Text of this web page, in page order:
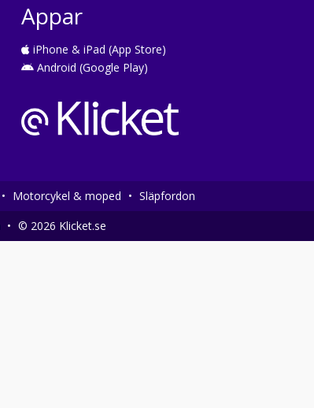
Appar
iPhone & iPad (App Store)
Android (Google Play)
• Motorcykel & moped • Släpfordon
• © 2026 Klicket.se